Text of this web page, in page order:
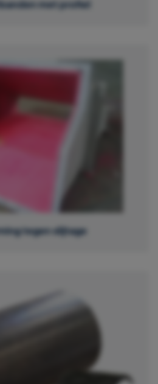
met profiel
tegen slijtage